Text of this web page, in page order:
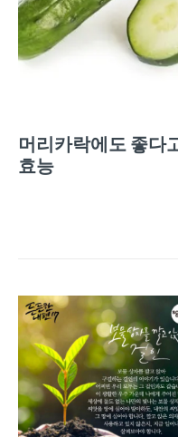
머리카락에도 좋다
효능